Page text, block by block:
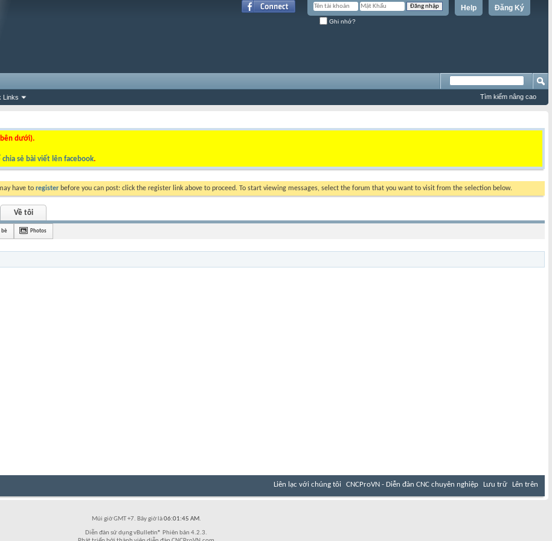
Đăng Ký
Help
Ghi nhớ?
Links Tìm kiếm nâng cao
dưới).
chia sẻ bài viết lên facebook.
have to register before you can post: click the register link above to proceed. To start viewing messages, select the forum that you want to visit from the selection below.
Về tôi
bè Photos
Liên lạc với chúng tôi CNCProVN - Diễn đàn CNC chuyên nghiệp Lưu trữ Lên trên
Múi giờ GMT +7. Bây giờ là06:01:45 AM.
Diễn đàn sử dụng vBulletin® Phiên bản 4.2.3.